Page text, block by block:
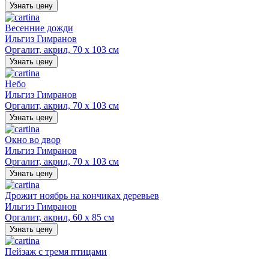
Узнать цену
Весенние дожди
Ильгиз Гимранов
Оргалит, акрил, 70 х 103 см
Узнать цену
Небо
Ильгиз Гимранов
Оргалит, акрил, 70 х 103 см
Узнать цену
Окно во двор
Ильгиз Гимранов
Оргалит, акрил, 70 х 103 см
Узнать цену
Дрожит ноябрь на кончиках деревьев
Ильгиз Гимранов
Оргалит, акрил, 60 х 85 см
Узнать цену
Пейзаж с тремя птицами